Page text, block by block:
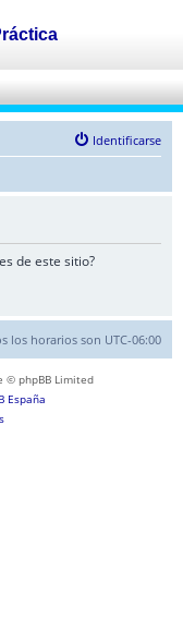
Identificarse
de este sitio?
los horarios son UTC-06:00
© phpBB Limited
España